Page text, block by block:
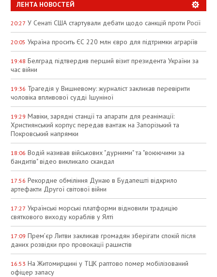
ЛЕНТА НОВОСТЕЙ
20:27 У Сенаті США стартували дебати щодо санкцій проти Росії
20:05 Україна просить ЄС 220 млн євро для підтримки аграріїв
19:48 Белград підтвердив перший візит президента України за
час війни
19:36 Трагедія у Вишневому: журналіст закликав перевірити
чоловіка впливової судді Ішуніної
19:29 Мавіки, зарядні станції та апарати для реанімації:
Християнський корпус передав вантаж на Запорізький та
Покровський напрямки
18:06 Водій називав військових "дурними" та "воюючими за
бандитів" відео викликало скандал
17:56 Рекордне обміління Дунаю в Будапешті відкрило
артефакти Другої світової війни
17:27 Українські морські платформи відновили традицію
святкового виходу кораблів у Ялті
17:09 Прем’єр Литви закликав громадян зберігати спокій після
даних розвідки про провокації рашистів
16:53 На Житомирщині у ТЦК раптово помер мобілізований
офіцер запасу